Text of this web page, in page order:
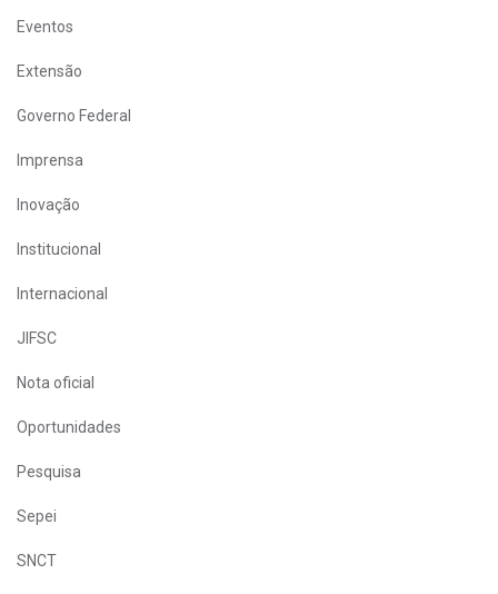
Eventos
Extensão
Governo Federal
Imprensa
Inovação
Institucional
Internacional
JIFSC
Nota oficial
Oportunidades
Pesquisa
Sepei
SNCT